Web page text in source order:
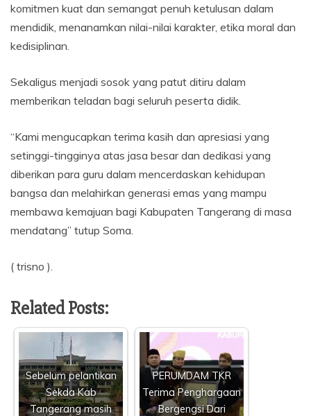
komitmen kuat dan semangat penuh ketulusan dalam
mendidik, menanamkan nilai-nilai karakter, etika moral dan
kedisiplinan.
Sekaligus menjadi sosok yang patut ditiru dalam
memberikan teladan bagi seluruh peserta didik.
“Kami mengucapkan terima kasih dan apresiasi yang
setinggi-tingginya atas jasa besar dan dedikasi yang
diberikan para guru dalam mencerdaskan kehidupan
bangsa dan melahirkan generasi emas yang mampu
membawa kemajuan bagi Kabupaten Tangerang di masa
mendatang” tutup Soma.
( trisno ).
Related Posts:
Sebelum pelantikan
Sekda Kab
Tangerang masih
PERUMDAM TKR
Terima Penghargaan
Bergengsi Dari